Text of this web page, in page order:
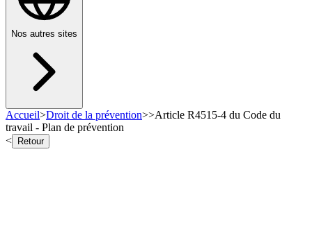
Nos autres sites
Accueil>Droit de la prévention>>Article R4515-4 du Code du
travail - Plan de prévention
<
Retour